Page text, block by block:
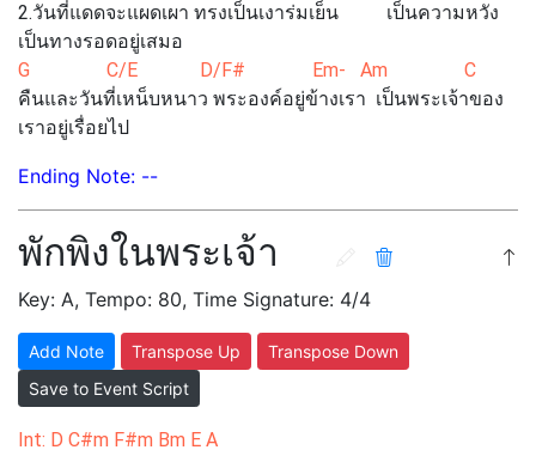
2.วันที่แดดจะแผดเผา ทรงเป็นเงาร่มเย็น เป็นความหวัง
เป็นทางรอดอยู่เสมอ
G C/E D/F# Em- Am C
คืนและวันที่เหน็บหนาว พระองค์อยู่ข้างเรา เป็นพระเจ้าของ
เราอยู่เรื่อยไป
Ending Note: --
พักพิงในพระเจ้า
Key: A, Tempo: 80, Time Signature: 4/4
Add Note Transpose Up
Transpose Down
Save to Event Script
Int: D C#m F#m Bm E A